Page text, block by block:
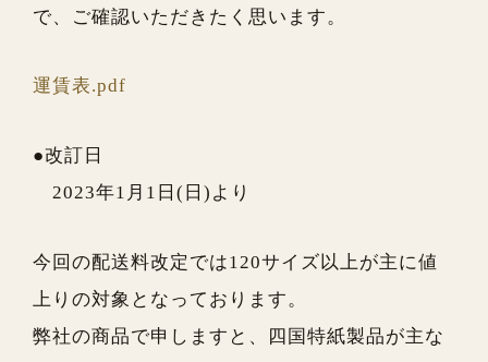
で、ご確認いただきたく思います。
運賃表.pdf
●改訂日
2023年1月1日(日)より
今回の配送料改定では120サイズ以上が主に値
上りの対象となっております。
弊社の商品で申しますと、四国特紙製品が主な